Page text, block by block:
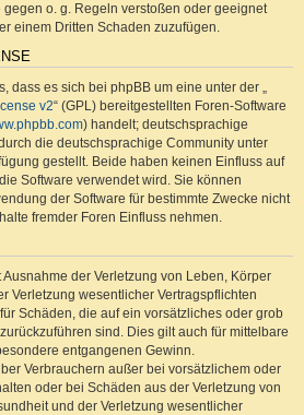
o. g. Regeln verstoßen oder geeignet
einem Dritten Schaden zuzufügen.
dass es sich bei phpBB um eine unter der „
v2“ (GPL) bereitgestellten Foren-Software
) handelt; deutschsprachige
die deutschsprachige Community unter
gestellt. Beide haben keinen Einfluss auf
Software verwendet wird. Sie können
der Software für bestimmte Zwecke nicht
fremder Foren Einfluss nehmen.
Ausnahme der Verletzung von Leben, Körper
Verletzung wesentlicher Vertragspflichten
Schäden, die auf ein vorsätzliches oder grob
sind. Dies gilt auch für mittelbare
entgangenen Gewinn.
Verbrauchern außer bei vorsätzlichem oder
oder bei Schäden aus der Verletzung von
und der Verletzung wesentlicher